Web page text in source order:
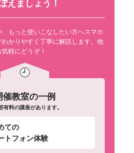
えましょう！
、もっと使いこなしたい方へスマホ
かりやすく丁寧に解説します。他
軽にどうぞ！
催教室の一例
有料の講座があります。
ての
トフォン体験